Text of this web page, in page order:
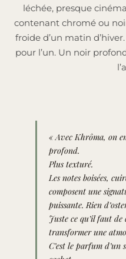
léchée, presque
contenant chromé ou
froide d’un matin
pour l’un. Un noir
« Avec Khrôma, on
profond.
Plus texturé.
Les notes boisées,
composent une
puissante. Rien
Juste ce qu’il faut
transformer une
C’est le parfum d’un